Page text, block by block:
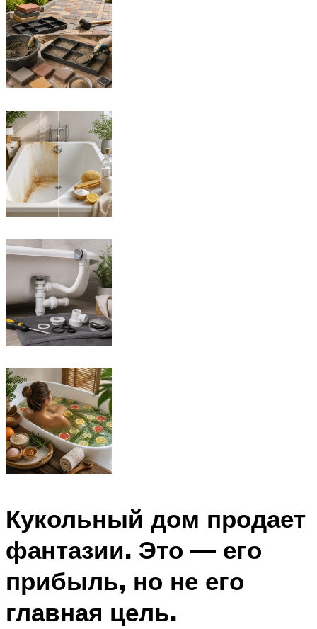
Кукольный дом продает
фантазии. Это — его
прибыль, но не его
главная цель.